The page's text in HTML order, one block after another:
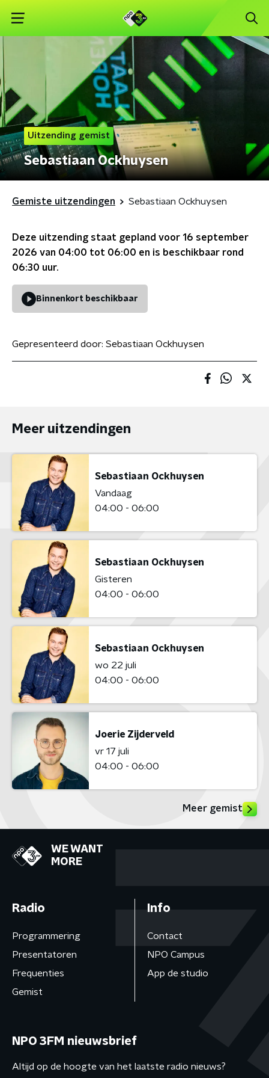
Uitzending gemist
Sebastiaan Ockhuysen
Gemiste uitzendingen Sebastiaan Ockhuysen
Deze uitzending staat gepland voor 16 september
2026 van 04:00 tot 06:00 en is beschikbaar rond
06:30 uur.
Binnenkort beschikbaar
Gepresenteerd door: Sebastiaan Ockhuysen
Meer uitzendingen
Sebastiaan Ockhuysen
Vandaag
04:00 - 06:00
Sebastiaan Ockhuysen
Gisteren
04:00 - 06:00
Sebastiaan Ockhuysen
wo 22 juli
04:00 - 06:00
Joerie Zijderveld
vr 17 juli
04:00 - 06:00
Meer gemist
WE WANT
MORE
Radio
Programmering
Presentatoren
Frequenties
Gemist
Info
Contact
NPO Campus
App de studio
NPO 3FM nieuwsbrief
Altijd op de hoogte van het laatste radio nieuws?